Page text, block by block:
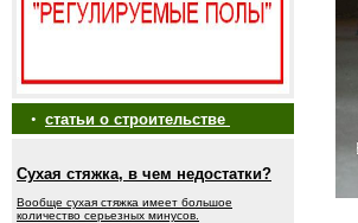
• статьи о строительстве
Сухая стяжка, в чем недостатки?
Вообще сухая стяжка имеет большое
количество серьезных минусов.